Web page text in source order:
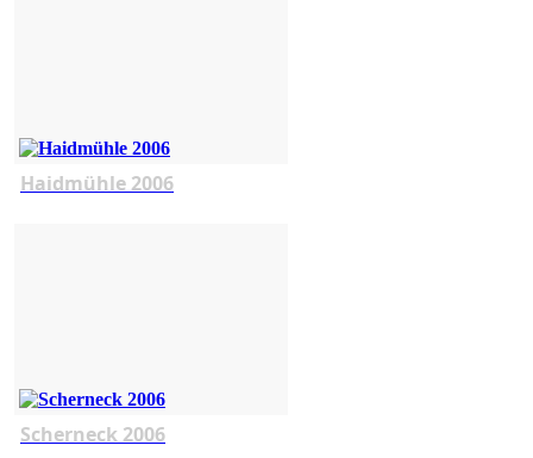
Haidmühle 2006
Scherneck 2006